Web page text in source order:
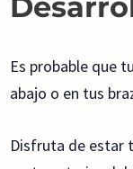
Es probable que
abajo o en tus
Disfruta de estar